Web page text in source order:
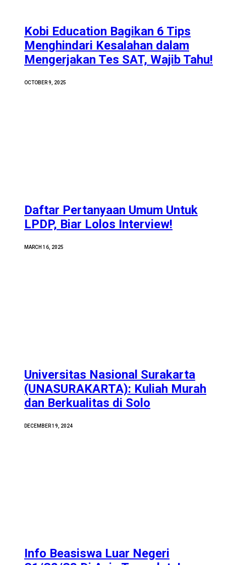
Kobi Education Bagikan 6 Tips
Menghindari Kesalahan dalam
Mengerjakan Tes SAT, Wajib Tahu!
OCTOBER 9, 2025
Daftar Pertanyaan Umum Untuk
LPDP, Biar Lolos Interview!
MARCH 16, 2025
Universitas Nasional Surakarta
(UNASURAKARTA): Kuliah Murah
dan Berkualitas di Solo
DECEMBER 19, 2024
Info Beasiswa Luar Negeri